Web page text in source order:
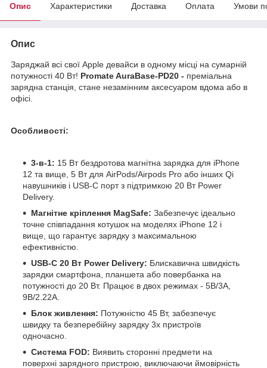
Опис Характеристики Доставка Оплата Умови
Опис
Заряджай всі свої Apple девайси в одному місці на сумарній
потужності 40 Вт! Promate AuraBase-PD20 - преміальна
зарядна станція, стане незамінним аксесуаром вдома або в
офісі.
Особливості:
3-в-1: 15 Вт бездротова магнітна зарядка для iPhone
12 та вище, 5 Вт для AirPods/Airpods Pro або інших Qi
навушників і USB-C порт з підтримкою 20 Вт Power
Delivery.
Магнітне кріплення MagSafe: Забезпечує ідеально
точне співпадання котушок на моделях iPhone 12 і
вище, що гарантує зарядку з максимальною
ефективністю.
USB-C 20 Вт Power Delivery: Блискавична швидкість
зарядки смартфона, планшета або повербанка на
потужності до 20 Вт. Працює в двох режимах - 5В/3А,
9В/2.22А.
Блок живлення: Потужністю 45 Вт, забезпечує
швидку та безперебійну зарядку 3х пристроїв
одночасно.
Система FOD: Виявить сторонні предмети на
поверхні зарядного пристрою, виключаючи ймовірність